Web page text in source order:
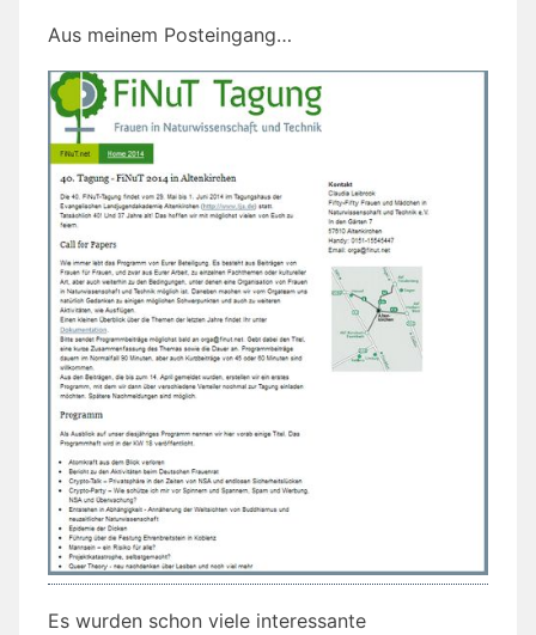
Aus meinem Posteingang…
Es wurden schon viele interessante